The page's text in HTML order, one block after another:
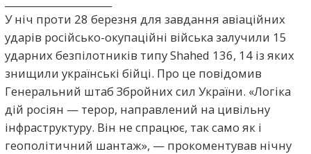
У ніч проти 28 березня для завдання авіаційних
ударів російсько-окупаційні війська залучили 15
ударних безпілотників типу Shahed 136, 14 із яких
знищили українські бійці. Про це повідомив
Генеральний штаб Збройних сил України. «Логіка
дій росіян — терор, направлений на цивільну
інфраструктуру. Він не спрацює, так само як і
геополітичний шантаж», — прокоментував нічну